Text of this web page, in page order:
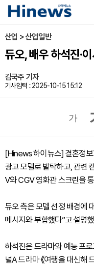
산업 > 산업일반
듀오, 배우 하석진·
김국주 기자
기사입력 : 2025-10-15 15:12
가
[Hinews 하이뉴스] 결혼정
광고 모델로 발탁하고, 관련
V와 CGV 영화관 스크린을
듀오 측은 모델 선정 배경에
메시지와 부합했다”고 설명
하석진은 드라마와 예능 프
널A 드라마 《여행을 대신해